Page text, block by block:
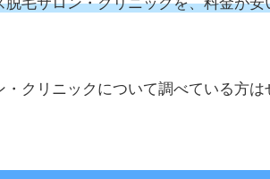
クリニックについて調べている方は